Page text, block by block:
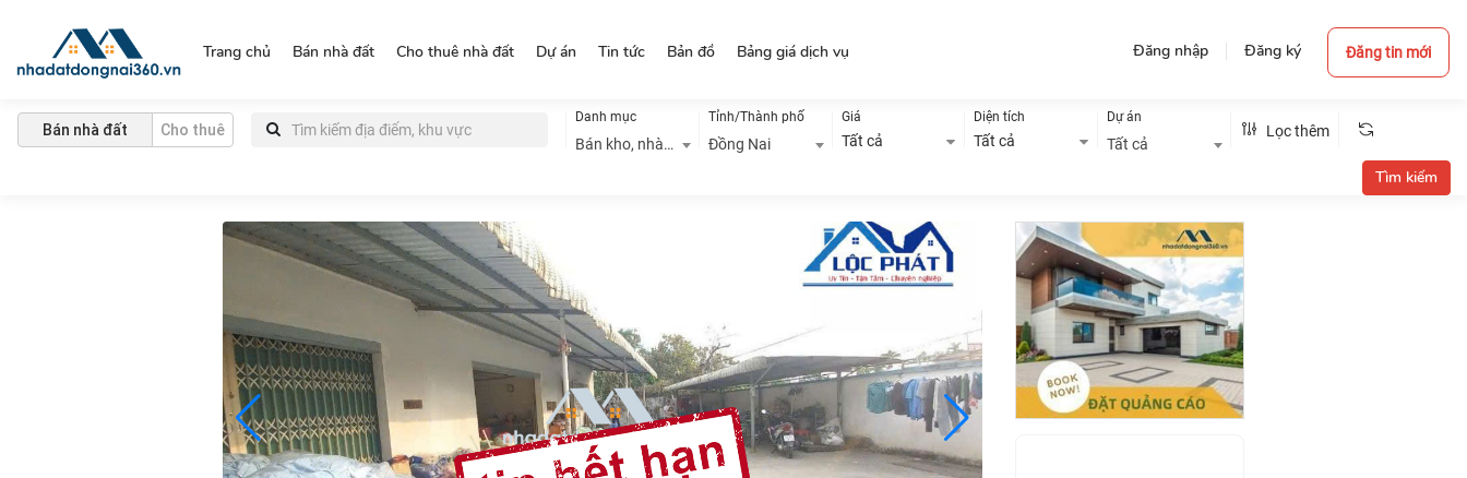
Đăng nhập Đăng ký Đăng tin mới
Trang chủ Bán nhà đất Cho thuê nhà đất Dự án Tin tức Bản đồ Bảng giá dịch vụ
Bán nhà đất Cho thuê
Danh mục
Bán kho, nhà xưởng
Tỉnh/Thành phố
Đồng Nai
Giá
Tất cả
Diện tích
Tất cả
Dự án
Tất cả
Lọc thêm